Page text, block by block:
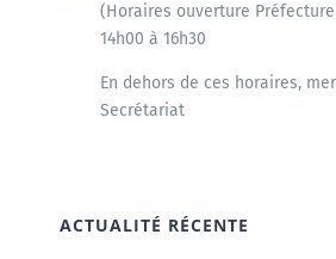
(Horaires ouverture
14h00 à 16h30
En dehors de ces horaires,
Secrétariat
ACTUALITÉ RÉCENTE